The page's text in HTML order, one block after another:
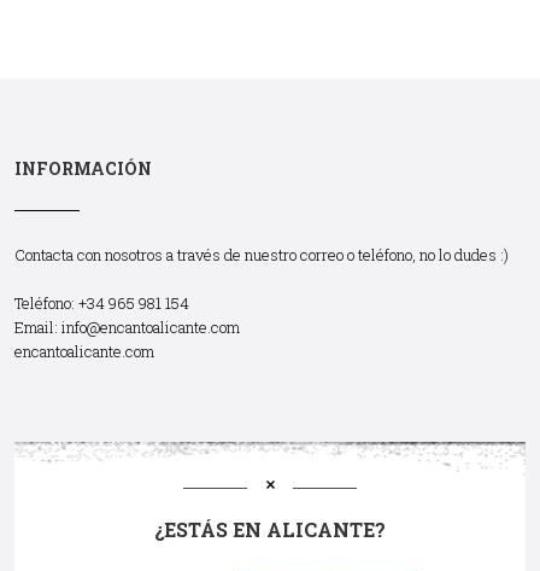
INFORMACIÓN
Contacta con nosotros a través de nuestro correo o teléfono, no lo dudes :)
Teléfono: +34 965 981 154
Email: info@encantoalicante.com
encantoalicante.com
¿ESTÁS EN ALICANTE?